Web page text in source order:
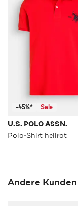
-45%* Sale
U.S. POLO ASSN.
Polo-Shirt hellrot
Andere